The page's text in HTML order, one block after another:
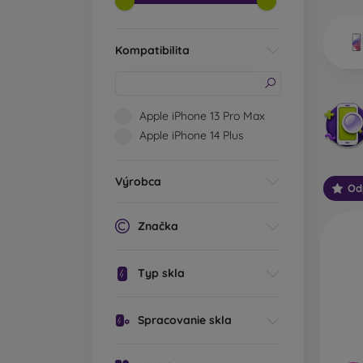
Kompatibilita
Apple iPhone 13 Pro Max
Apple iPhone 14 Plus
Výrobca
Značka
Typ skla
Spracovanie skla